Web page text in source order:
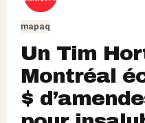
mapaq
Un Tim
Montréal
$